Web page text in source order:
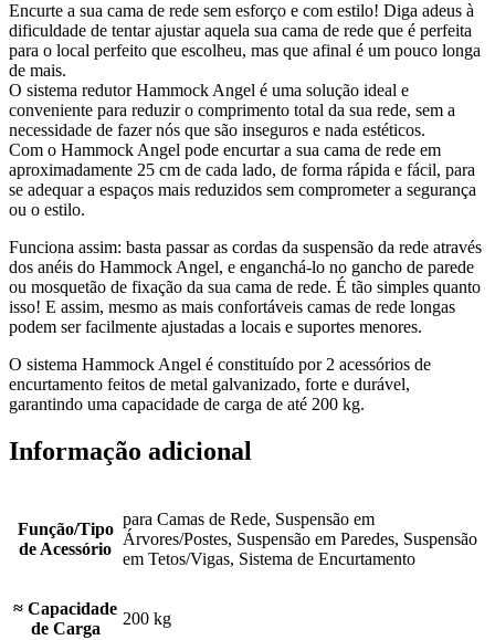
Encurte a sua cama de rede sem esforço e com estilo! Diga adeus à
dificuldade de tentar ajustar aquela sua cama de rede que é perfeita
para o local perfeito que escolheu, mas que afinal é um pouco longa
de mais.
O sistema redutor Hammock Angel é uma solução ideal e
conveniente para reduzir o comprimento total da sua rede, sem a
necessidade de fazer nós que são inseguros e nada estéticos.
Com o Hammock Angel pode encurtar a sua cama de rede em
aproximadamente 25 cm de cada lado, de forma rápida e fácil, para
se adequar a espaços mais reduzidos sem comprometer a segurança
ou o estilo.
Funciona assim: basta passar as cordas da suspensão da rede através
dos anéis do Hammock Angel, e enganchá-lo no gancho de parede
ou mosquetão de fixação da sua cama de rede. É tão simples quanto
isso! E assim, mesmo as mais confortáveis camas de rede longas
podem ser facilmente ajustadas a locais e suportes menores.
O sistema Hammock Angel é constituído por 2 acessórios de
encurtamento feitos de metal galvanizado, forte e durável,
garantindo uma capacidade de carga de até 200 kg.
Informação adicional
Função/Tipo
de Acessório
para Camas de Rede, Suspensão em
Árvores/Postes, Suspensão em Paredes, Suspensão
em Tetos/Vigas, Sistema de Encurtamento
≈ Capacidade
de Carga
200 kg